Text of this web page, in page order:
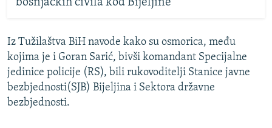
Iz Tužilaštva BiH navode kako su osmorica, među
kojima je i Goran Sarić, bivši komandant Specijalne
jedinice policije (RS), bili rukovoditelji Stanice javne
bezbjednosti(SJB) Bijeljina i Sektora državne
bezbjednosti.